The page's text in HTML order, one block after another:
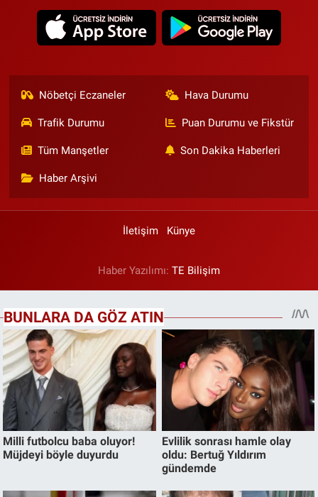
Nöbetçi Eczaneler Hava Durumu
Trafik Durumu Puan Durumu ve Fikstür
Tüm Manşetler Son Dakika Haberleri
Haber Arşivi
İletişim Künye
Haber Yazılımı: TE Bilişim